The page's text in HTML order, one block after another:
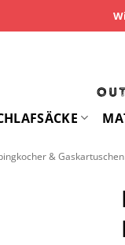
& Gaskartuschen